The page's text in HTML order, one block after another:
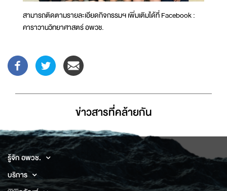
สามารถติดตามรายละเอียดกิจกรรมฯ เพิ่มเติมได้ที่ Facebook :
คาราวานวิทยาศาสตร์ อพวช.
ข่าวสารที่่คล้ายกัน
รู้จัก อพวช.
บริการ